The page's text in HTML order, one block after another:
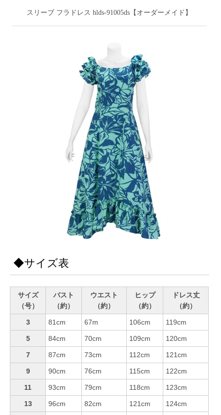
スリーブ フラドレス hlds-91005ds【オーダーメイド】
◆サイズ表
サイズ
（号）
バスト
（約）
ウエスト
（約）
ヒップ
（約）
ドレス丈
（約）
3 81cm 67m 106cm 119cm
5 84cm 70cm 109cm 120cm
7 87cm 73cm 112cm 121cm
9 90cm 76cm 115cm 122cm
11 93cm 79cm 118cm 123cm
13 96cm 82cm 121cm 124cm